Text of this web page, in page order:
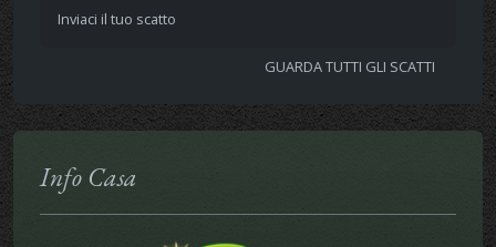
Inviaci il tuo scatto
GUARDA TUTTI GLI SCATTI
Info Casa